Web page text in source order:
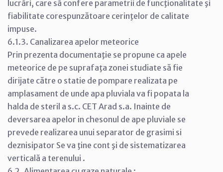
lucrări, care să confere parametrii de funcţionalitate şi
fiabilitate corespunzătoare cerinţelor de calitate
impuse.
6.1.3. Canalizarea apelor meteorice
Prin prezenta documentaţie se propune ca apele
meteorice de pe suprafaţa zonei studiate să fie
dirijate către o statie de pompare realizata pe
amplasament de unde apa pluviala va fi popata la
halda de steril a s.c. CET Arad s.a. Inainte de
deversarea apelor in chesonul de ape pluviale se
prevede realizarea unui separator de grasimi si
deznisipator Se va ţine cont şi de sistematizarea
verticală a terenului .